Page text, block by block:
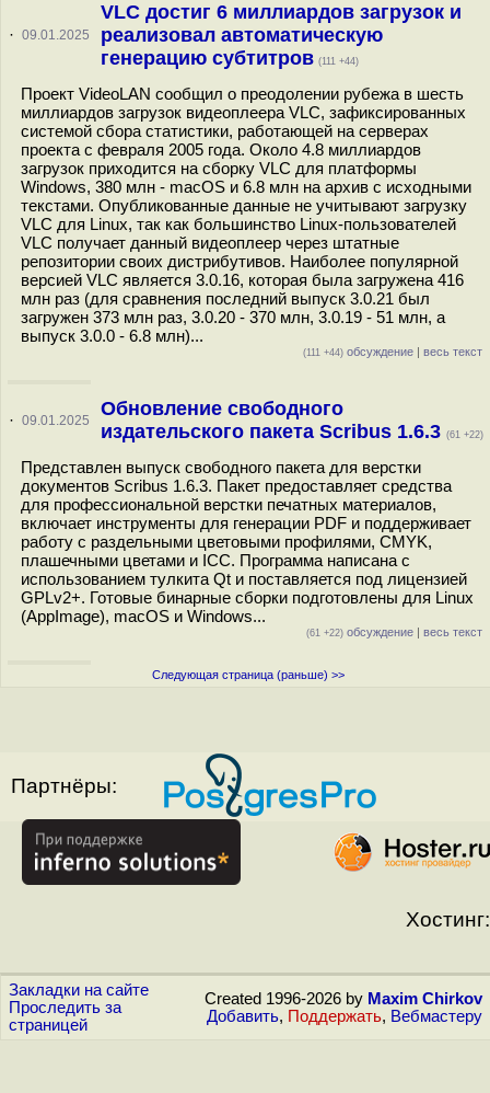
· 09.01.2025
VLC достиг 6 миллиардов загрузок и
реализовал автоматическую
генерацию субтитров (111 +44)
Проект VideoLAN сообщил о преодолении рубежа в шесть
миллиардов загрузок видеоплеера VLC, зафиксированных
системой сбора статистики, работающей на серверах
проекта с февраля 2005 года. Около 4.8 миллиардов
загрузок приходится на сборку VLC для платформы
Windows, 380 млн - macOS и 6.8 млн на архив с исходными
текстами. Опубликованные данные не учитывают загрузку
VLC для Linux, так как большинство Linux-пользователей
VLC получает данный видеоплеер через штатные
репозитории своих дистрибутивов. Наиболее популярной
версией VLC является 3.0.16, которая была загружена 416
млн раз (для сравнения последний выпуск 3.0.21 был
загружен 373 млн раз, 3.0.20 - 370 млн, 3.0.19 - 51 млн, а
выпуск 3.0.0 - 6.8 млн)...
(111 +44) обсуждение | весь текст
· 09.01.2025
Обновление свободного
издательского пакета Scribus 1.6.3 (61 +22)
Представлен выпуск свободного пакета для верстки
документов Scribus 1.6.3. Пакет предоставляет средства
для профессиональной верстки печатных материалов,
включает инструменты для генерации PDF и поддерживает
работу с раздельными цветовыми профилями, CMYK,
плашечными цветами и ICC. Программа написана с
использованием тулкита Qt и поставляется под лицензией
GPLv2+. Готовые бинарные сборки подготовлены для Linux
(AppImage), macOS и Windows...
(61 +22) обсуждение | весь текст
Следующая страница (раньше) >>
Партнёры:
Хостинг:
Закладки на сайте
Проследить за
страницей
Created 1996-2026 by Maxim Chirkov
Добавить, Поддержать, Вебмастеру